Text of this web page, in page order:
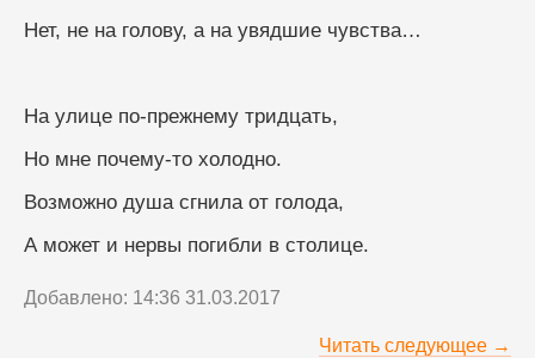
Нет, не на голову, а на увядшие чувства…
На улице по-прежнему тридцать,
Но мне почему-то холодно.
Возможно душа сгнила от голода,
А может и нервы погибли в столице.
Добавлено: 14:36 31.03.2017
Читать следующее →